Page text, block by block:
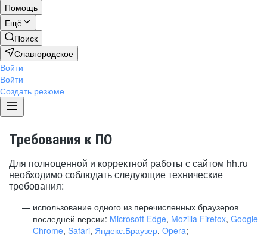
Помощь
Ещё
Поиск
Славгородское
Войти
Войти
Создать резюме
Требования к ПО
Для полноценной и корректной работы с сайтом hh.ru
необходимо соблюдать следующие технические
требования:
использование одного из перечисленных браузеров
последней версии: Microsoft Edge, Mozilla Firefox, Google
Chrome, Safari, Яндекс.Браузер, Opera;